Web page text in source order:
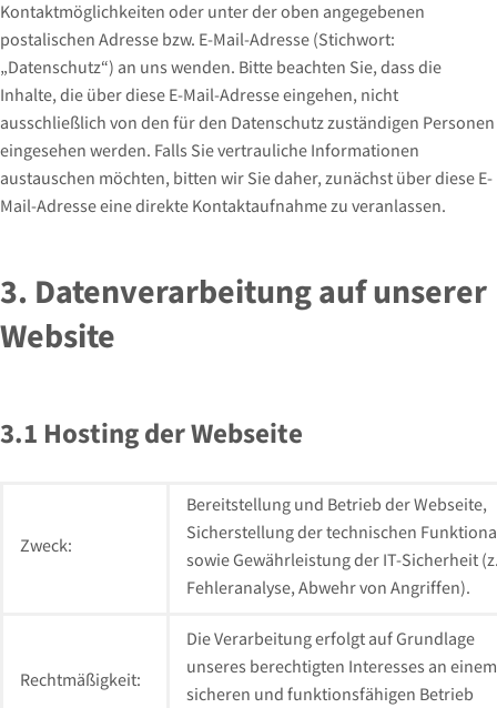
Kontaktmöglichkeiten oder unter der oben angegebenen
postalischen Adresse bzw. E-Mail-Adresse (Stichwort:
„Datenschutz“) an uns wenden. Bitte beachten Sie, dass die
Inhalte, die über diese E-Mail-Adresse eingehen, nicht
ausschließlich von den für den Datenschutz zuständigen Personen
eingesehen werden. Falls Sie vertrauliche Informationen
austauschen möchten, bitten wir Sie daher, zunächst über diese E-
Mail-Adresse eine direkte Kontaktaufnahme zu veranlassen.
3. Datenverarbeitung auf unserer
Website
3.1 Hosting der Webseite
Zweck:
Bereitstellung und Betrieb der Webseite,
Sicherstellung der technischen
sowie Gewährleistung der IT-Sicherheit
Fehleranalyse, Abwehr von Angriffen).
Rechtmäßigkeit:
Die Verarbeitung erfolgt auf Grundlage
unseres berechtigten Interesses an einem
sicheren und funktionsfähigen Betrieb